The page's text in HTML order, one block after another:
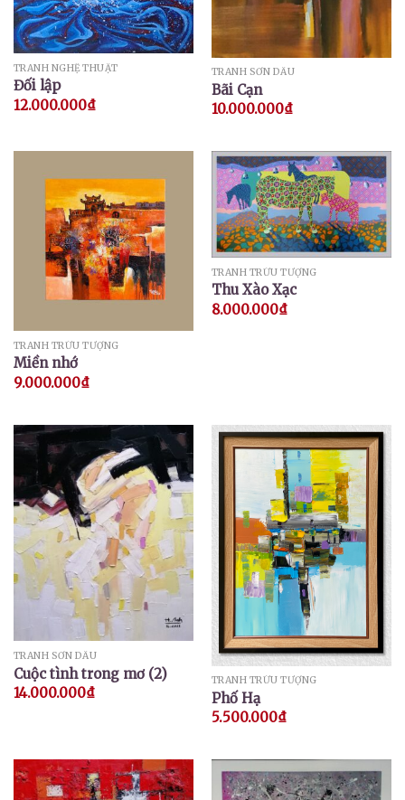
TRANH NGHỆ THUẬT
Đối lập
12.000.000₫
TRANH SƠN DẦU
Bãi Cạn
10.000.000₫
TRANH TRỪU TƯỢNG
Miền nhớ
9.000.000₫
TRANH TRỪU TƯỢNG
Thu Xào Xạc
8.000.000₫
TRANH SƠN DẦU
Cuộc tình trong mơ (2)
14.000.000₫
TRANH TRỪU TƯỢNG
Phố Hạ
5.500.000₫